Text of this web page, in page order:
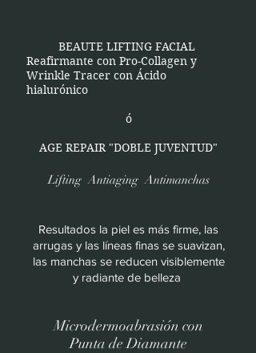
BEAUTE LIFTING FACIAL
Reafirmante con Pro-Collagen y
Wrinkle Tracer con Ácido
hialurónico
ó
AGE REPAIR "DOBLE JUVENTUD"
Lifting Antiaging Antimanchas
Resultados la piel es más firme, las
arrugas y las líneas finas se suavizan,
las manchas se reducen visiblemente
y radiante de belleza
Microdermoabrasión con
Punta de Diamante